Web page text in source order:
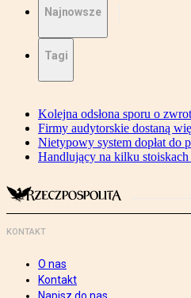
Najnowsze
Tagi
Kolejna odsłona sporu o
Firmy audytorskie dostaną
Nietypowy system dopłat do
Handlujący na kilku
KONTAKT
O nas
Kontakt